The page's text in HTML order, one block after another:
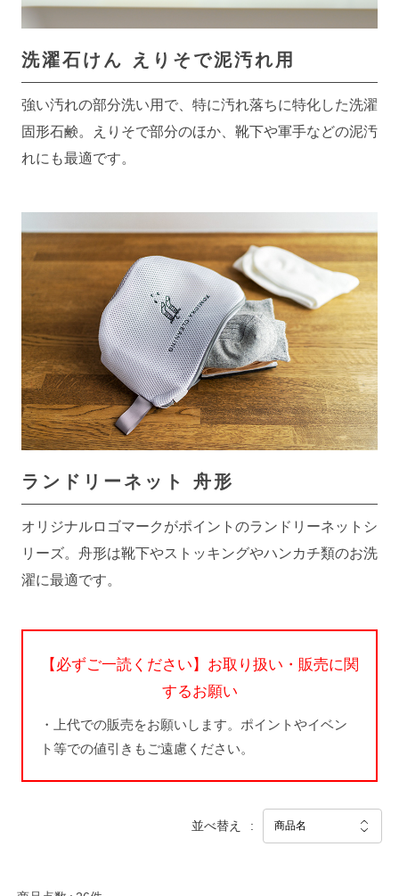
洗濯石けん えりそで泥汚れ用
強い汚れの部分洗い用で、特に汚れ落ちに特化した洗濯
固形石鹸。えりそで部分のほか、靴下や軍手などの泥汚
れにも最適です。
ランドリーネット 舟形
オリジナルロゴマークがポイントのランドリーネットシ
リーズ。舟形は靴下やストッキングやハンカチ類のお洗
濯に最適です。
【必ずご一読ください】お取り扱い・販売に関
するお願い
・上代での販売をお願いします。ポイントやイベン
ト等での値引きもご遠慮ください。
並べ替え